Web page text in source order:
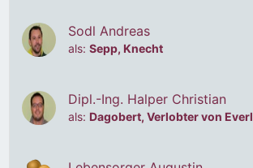
Sodl Andreas
als: Sepp, Knecht
Dipl.-Ing. Halper Christian
als: Dagobert, Verlobter von Everl